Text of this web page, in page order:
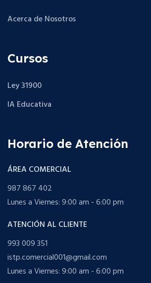
Acerca de Nosotros
Cursos
Ley 31900
IA Educativa
Horario de Atención
ÁREA COMERCIAL
987 867 402
Lunes a Viernes: 9:00 am - 6:00 pm
ATENCIÓN AL CLIENTE
993 009 351
istp.comercial001@gmail.com
Lunes a Viernes: 9:00 am - 6:00 pm